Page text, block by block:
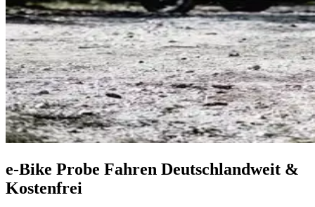
e-Bike Probe Fahren Deutschlandweit &
Kostenfrei